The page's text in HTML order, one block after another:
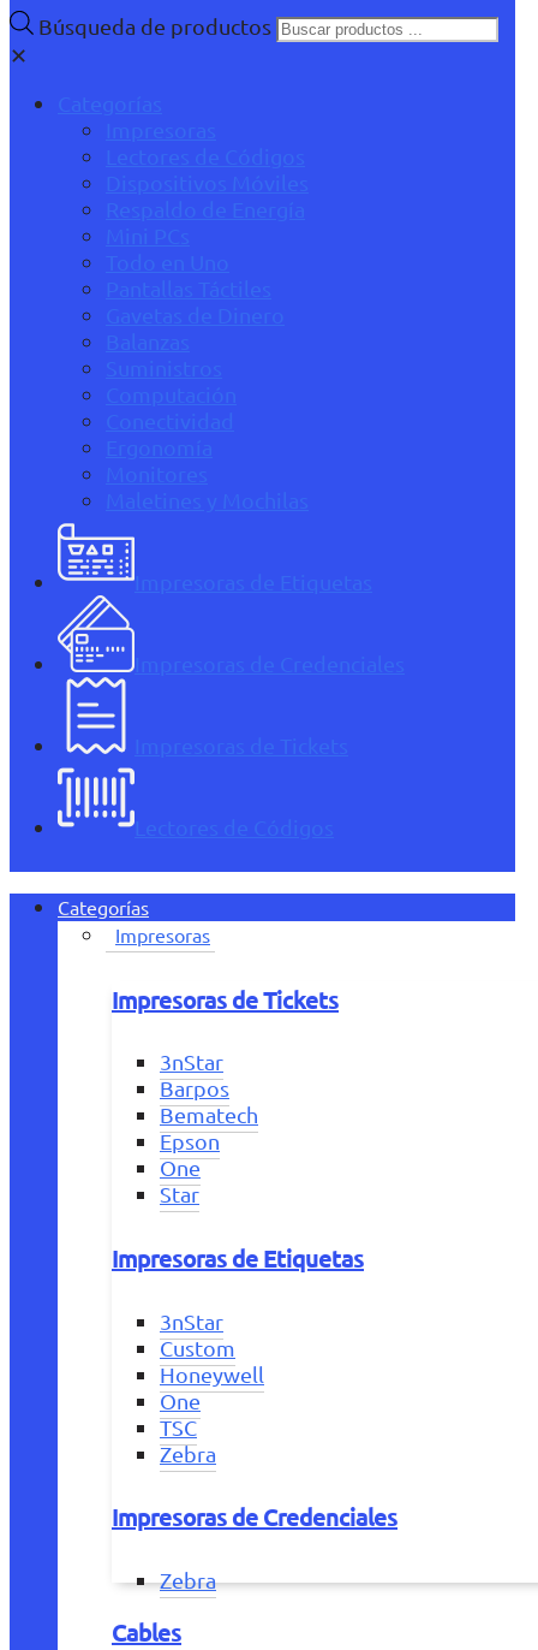
Búsqueda de productos
✕
Categorías
Impresoras
Lectores de Códigos
Dispositivos Móviles
Respaldo de Energía
Mini PCs
Todo en Uno
Pantallas Táctiles
Gavetas de Dinero
Balanzas
Suministros
Computación
Conectividad
Ergonomía
Monitores
Maletines y Mochilas
Impresoras de Etiquetas
Impresoras de Credenciales
Impresoras de Tickets
Lectores de Códigos
Categorías
Impresoras
Impresoras de Tickets
3nStar
Barpos
Bematech
Epson
One
Star
Impresoras de Etiquetas
3nStar
Custom
Honeywell
One
TSC
Zebra
Impresoras de Credenciales
Zebra
Cables